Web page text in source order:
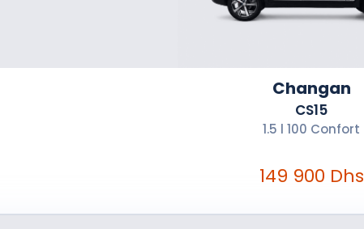
Changan
CS15
1.5 l 100 Confort
149 900 Dhs